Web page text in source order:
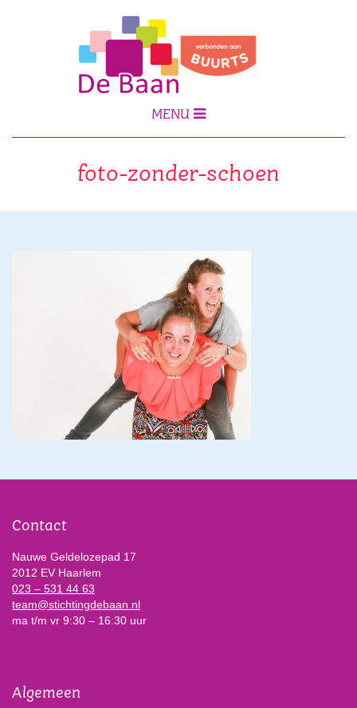
MENU
foto-zonder-schoen
Contact
Nauwe Geldelozepad 17
2012 EV Haarlem
023 – 531 44 63
team@stichtingdebaan.nl
ma t/m vr 9:30 – 16:30 uur
Algemeen